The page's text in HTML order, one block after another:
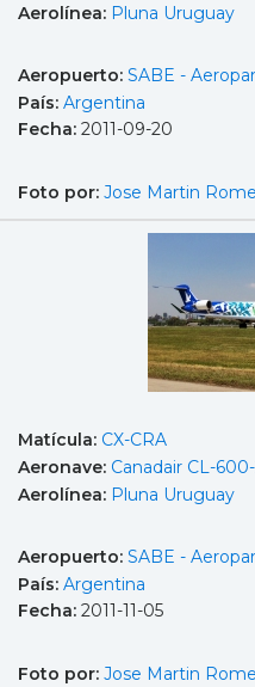
Aerolínea: Pluna Uruguay
Aeropuerto: SABE -
País: Argentina
Fecha: 2011-09-20
Foto por: Jose Martin
Matícula: CX-CRA
Aeronave: Canadair CL-
Aerolínea: Pluna Uruguay
Aeropuerto: SABE -
País: Argentina
Fecha: 2011-11-05
Foto por: Jose Martin